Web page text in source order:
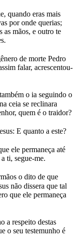
quando eras mais
por onde querias;
as mãos, e outro te
de morte Pedro
falar, acrescentou-
o ia seguindo o
ceia se reclinara
quem é o traidor?
E quanto a este?
ele permaneça até
ti, segue-me.
o dito de que
não dissera que tal
que ele permaneça
a respeito destas
o seu testemunho é